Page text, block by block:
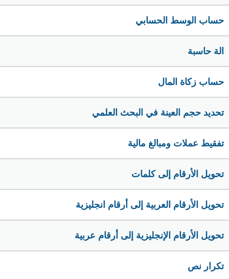
حساب الوسط الحسابي
الة حاسبة
حساب زكاة المال
تحديد حجم العينة في البحث العلمي
تفقيط عملات ومبالغ مالية
تحويل الأرقام إلى كلمات
تحويل الأرقام العربية إلى أرقام انجليزية
تحويل الأرقام الإنجليزية إلى أرقام عربية
تكرار نص